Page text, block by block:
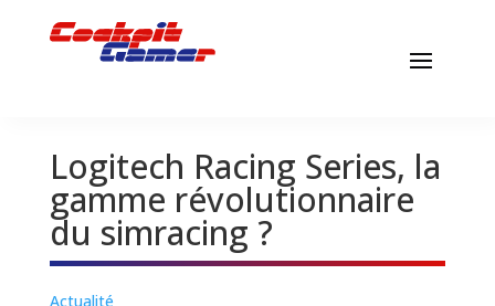
Logitech Racing Series, la
gamme révolutionnaire
du simracing ?
Actualité